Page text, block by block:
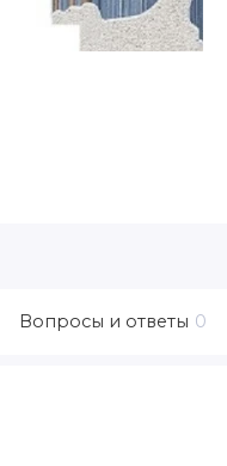
Вопросы и ответы 0